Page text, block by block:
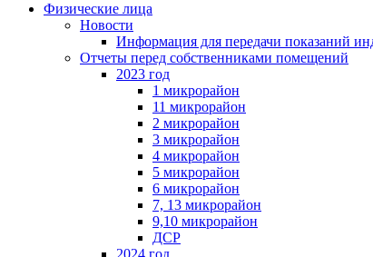
Физические лица
Новости
Информация для передачи показаний
Отчеты перед собственниками помещений
2023 год
1 микрорайон
11 микрорайон
2 микрорайон
3 микрорайон
4 микрорайон
5 микрорайон
6 микрорайон
7, 13 микрорайон
9,10 микрорайон
ДСР
2024 год